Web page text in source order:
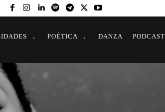
POÉTICA DANZA PODCAST